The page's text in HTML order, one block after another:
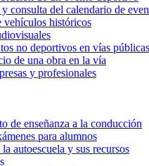
consulta del calendario de
vehículos históricos
no deportivos en vías públicas
de una obra en la vía
y profesionales
de enseñanza a la conducción
para alumnos
autoescuela y sus recursos